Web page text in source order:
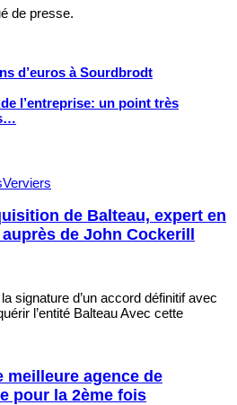
de presse.
d’euros à Sourdbrodt
l’entreprise: un point très
Verviers
de Balteau, expert en
de John Cockerill
signature d’un accord définitif avec
l’entité Balteau Avec cette
meilleure agence de
pour la 2ème fois